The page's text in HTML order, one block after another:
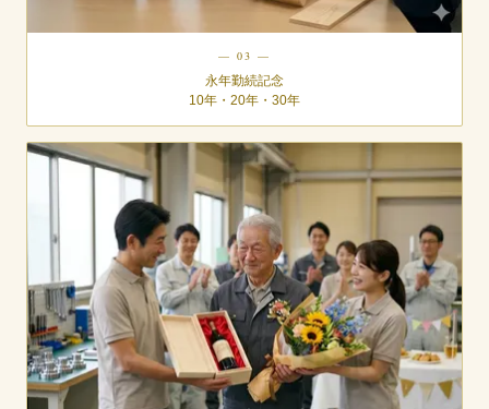
— 03 —
永年勤続記念
10年・20年・30年